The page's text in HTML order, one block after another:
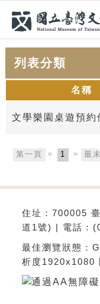
前往首頁
列表分類
::: 首頁>申請列表
名稱
文學樂園桌遊預約
第一頁 « 1 » 最
住址：700005
道1號) | 電話：
最佳瀏覽狀態：
析度1920x1080